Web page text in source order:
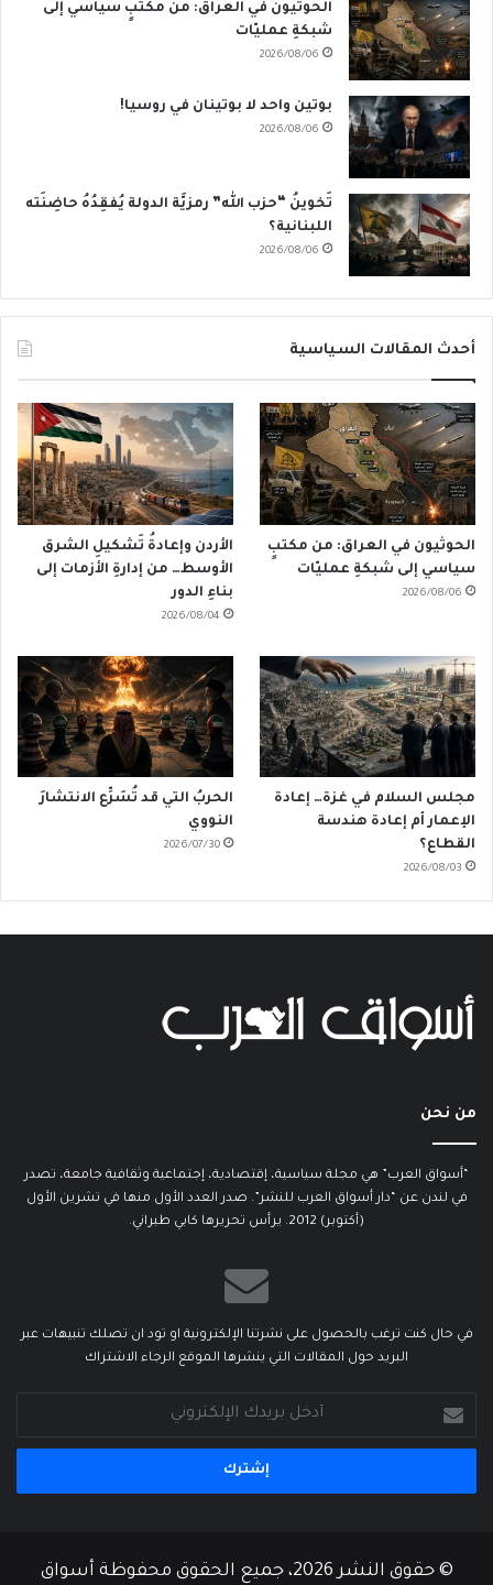
الحوثيون في العراق: من مكتبٍ سياسي إلى
شبكةِ عمليّات
2026/08/06
بوتين واحد لا بوتينان في روسيا!
2026/08/06
تَخوينُ “حزب الله” رمزيَّة الدولة يُفقِدُهُ حاضِنَته
اللبنانية؟
2026/08/06
أحدث المقالات السياسية
الحوثيون في العراق: من مكتبٍ
سياسي إلى شبكةِ عمليّات
2026/08/06
الأردن وإعادةُ تَشكيلِ الشرق
الأوسط… من إدارةِ الأزمات إلى
بناءِ الدور
2026/08/04
مجلس السلام في غزة… إعادة
الإعمار أم إعادة هندسة
القطاع؟
2026/08/03
الحربُ التي قد تُسَرِّع الانتشارَ
النووي
2026/07/30
من نحن
“أسواق العرب” هي مجلة سياسية، إقتصادية، إجتماعية وثقافية جامعة، تصدر
في لندن عن “دار أسواق العرب للنشر”. صدر العدد الأول منها في تشرين الأول
(أكتوبر) 2012. يرأس تحريرها كابي طبراني.
في حال كنت ترغب بالحصول على نشرتنا الإلكترونية او تود ان تصلك تنبيهات عبر
البريد حول المقالات التي ينشرها الموقع الرجاء الاشتراك
بريدك
الإلكتروني
© حقوق النشر 2026، جميع الحقوق محفوظة أسواق